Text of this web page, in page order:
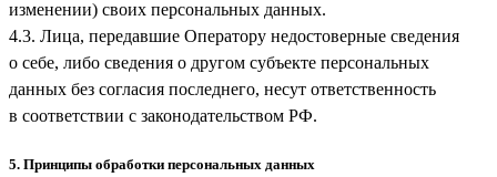
изменении) своих персональных данных.
4.3. Лица, передавшие Оператору недостоверные сведения
о себе, либо сведения о другом субъекте персональных
данных без согласия последнего, несут ответственность
в соответствии с законодательством РФ.
5. Принципы обработки персональных данных